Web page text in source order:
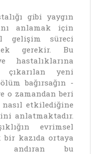
gibi yaygın
anlamak için
gelişim süreci
gerekir. Bu
hastalıklarına
yeni
bağırsağın -
o zamandan beri
etkilediğine
anlatmaktadır.
evrimsel
kazıda ortaya
andıran bu